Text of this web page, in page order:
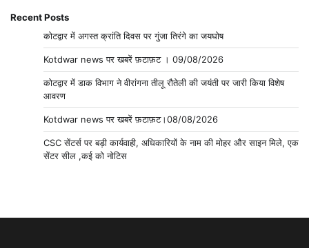
Recent Posts
कोटद्वार में अगस्त क्रांति दिवस पर गुंजा तिरंगे का जयघोष
Kotdwar news पर खबरें फ़टाफ़ट । 09/08/2026
कोटद्वार में डाक विभाग ने वीरांगना तीलू रौतेली की जयंती पर जारी किया विशेष
आवरण
Kotdwar news पर खबरें फ़टाफ़ट।08/08/2026
CSC सेंटर्स पर बड़ी कार्यवाही, अधिकारियों के नाम की मोहर और साइन मिले, एक
सेंटर सील ,कई को नोटिस